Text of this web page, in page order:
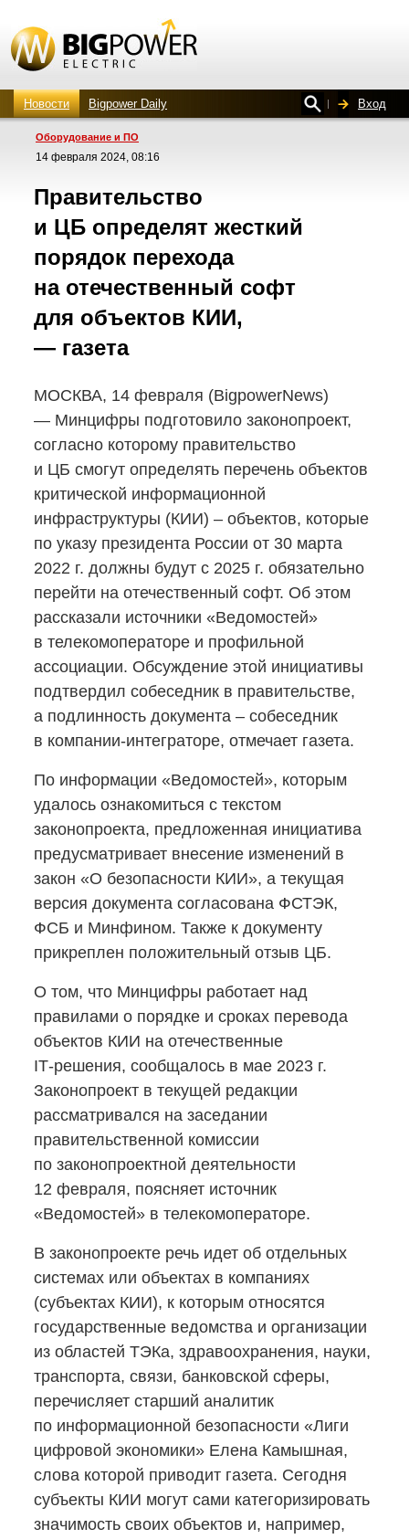
Новости Bigpower Daily Вход
Оборудование и ПО
14 февраля 2024, 08:16
Правительство
и ЦБ определят жесткий
порядок перехода
на отечественный софт
для объектов КИИ,
— газета
МОСКВА, 14 февраля (BigpowerNews)
— Минцифры подготовило законопроект,
согласно которому правительство
и ЦБ смогут определять перечень объектов
критической информационной
инфраструктуры (КИИ) – объектов, которые
по указу президента России от 30 марта
2022 г. должны будут с 2025 г. обязательно
перейти на отечественный софт. Об этом
рассказали источники «Ведомостей»
в телекомоператоре и профильной
ассоциации. Обсуждение этой инициативы
подтвердил собеседник в правительстве,
а подлинность документа – собеседник
в компании-интеграторе, отмечает газета.
По информации «Ведомостей», которым
удалось ознакомиться с текстом
законопроекта, предложенная инициатива
предусматривает внесение изменений в
закон «О безопасности КИИ», а текущая
версия документа согласована ФСТЭК,
ФСБ и Минфином. Также к документу
прикреплен положительный отзыв ЦБ.
О том, что Минцифры работает над
правилами о порядке и сроках перевода
объектов КИИ на отечественные
IТ-решения, сообщалось в мае 2023 г.
Законопроект в текущей редакции
рассматривался на заседании
правительственной комиссии
по законопроектной деятельности
12 февраля, поясняет источник
«Ведомостей» в телекомоператоре.
В законопроекте речь идет об отдельных
системах или объектах в компаниях
(субъектах КИИ), к которым относятся
государственные ведомства и организации
из областей ТЭКа, здравоохранения, науки,
транспорта, связи, банковской сферы,
перечисляет старший аналитик
по информационной безопасности «Лиги
цифровой экономики» Елена Камышная,
слова которой приводит газета. Сегодня
субъекты КИИ могут сами категоризировать
значимость своих объектов и, например,